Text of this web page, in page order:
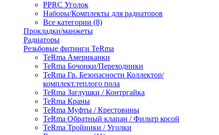
PPRC Уголок
Наборы/Комплекты для радиаторов
Все категории (8)
Прокладки/манжеты
Радиаторы
Резьбовые фитинги TeRma
TeRma Американки
TeRma Бочонки/Переходники
TeRma Гр. Безопасности Коллектор/
комплект.теплого пола
TeRma Заглушки / Контргайка
TeRma Краны
TeRma Муфты / Крестовины
TeRma Обратный клапан / Фильтр косой
TeRma Тройники / Уголки